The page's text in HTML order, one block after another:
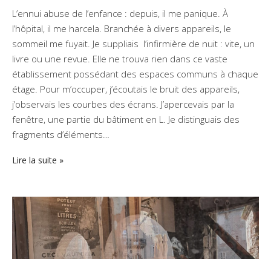
L’ennui abuse de l’enfance : depuis, il me panique. À
l’hôpital, il me harcela. Branchée à divers appareils, le
sommeil me fuyait. Je suppliais l’infirmière de nuit : vite, un
livre ou une revue. Elle ne trouva rien dans ce vaste
établissement possédant des espaces communs à chaque
étage. Pour m’occuper, j’écoutais le bruit des appareils,
j’observais les courbes des écrans. J’apercevais par la
fenêtre, une partie du bâtiment en L. Je distinguais des
fragments d’éléments…
Lire la suite